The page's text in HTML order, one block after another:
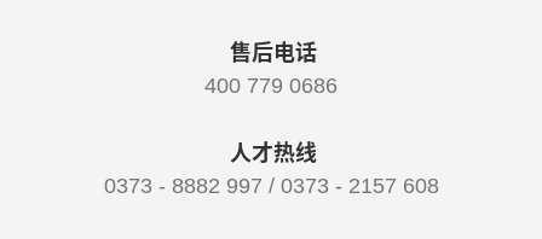
售后电话
400 779 0686
人才热线
0373 - 8882 997 / 0373 - 2157 608